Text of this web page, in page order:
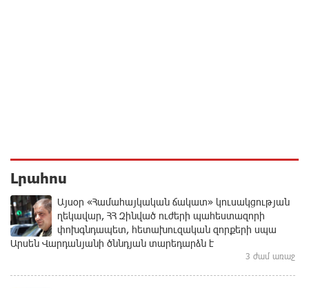
Լրահոս
Այսօր «Համահայկական ճակատ» կուսակցության
ղեկավար, ՀՀ Զինված ուժերի պահեստազորի
փոխգնդապետ, հետախուզական զորքերի սպա
Արսեն Վարդանյանի ծննդյան տարեդարձն է
3 ժամ առաջ